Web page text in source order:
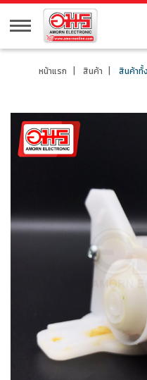
หน้าแรก สินค้า สินค้าทั้